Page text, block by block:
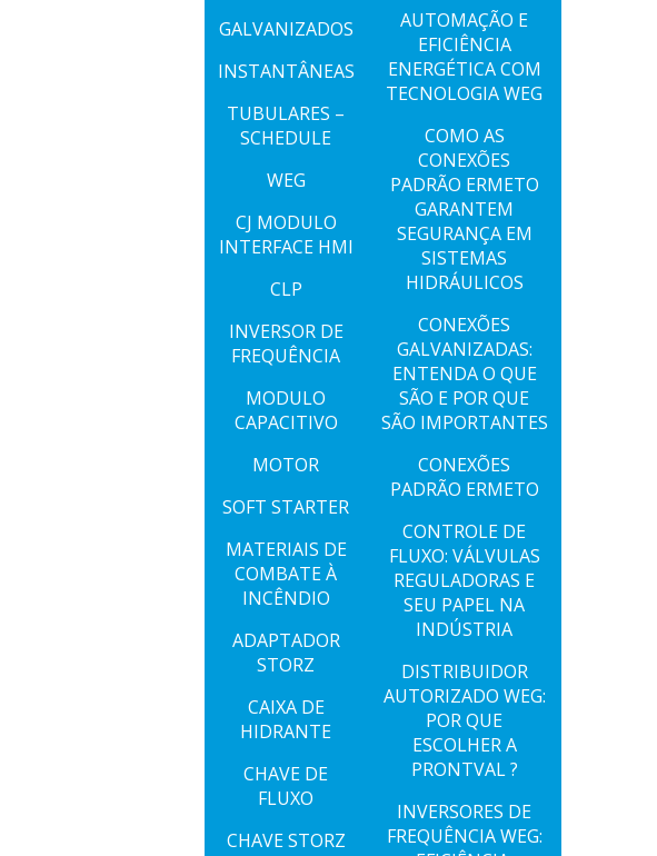
GALVANIZADOS
INSTANTÂNEAS
TUBULARES –
SCHEDULE
WEG
CJ MODULO
INTERFACE HMI
CLP
INVERSOR DE
FREQUÊNCIA
MODULO
CAPACITIVO
MOTOR
SOFT STARTER
MATERIAIS DE
COMBATE À
INCÊNDIO
ADAPTADOR
STORZ
CAIXA DE
HIDRANTE
CHAVE DE
FLUXO
CHAVE STORZ
AUTOMAÇÃO E
EFICIÊNCIA
ENERGÉTICA COM
TECNOLOGIA WEG
COMO AS
CONEXÕES
PADRÃO ERMETO
GARANTEM
SEGURANÇA EM
SISTEMAS
HIDRÁULICOS
CONEXÕES
GALVANIZADAS:
ENTENDA O QUE
SÃO E POR QUE
SÃO IMPORTANTES
CONEXÕES
PADRÃO ERMETO
CONTROLE DE
FLUXO: VÁLVULAS
REGULADORAS E
SEU PAPEL NA
INDÚSTRIA
DISTRIBUIDOR
AUTORIZADO WEG:
POR QUE
ESCOLHER A
PRONTVAL ?
INVERSORES DE
FREQUÊNCIA WEG: